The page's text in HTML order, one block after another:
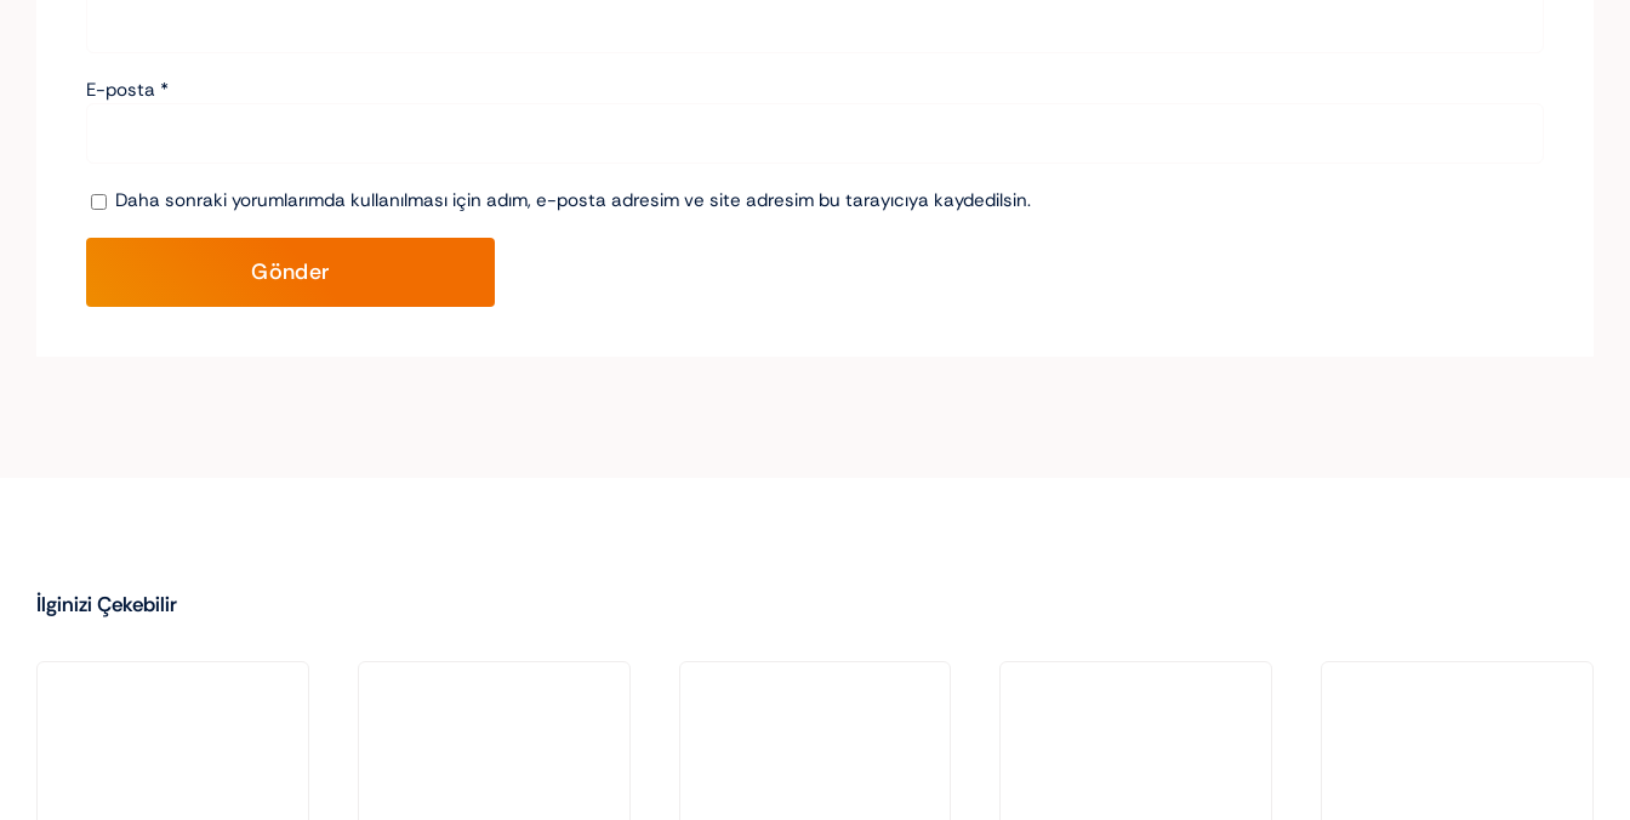
E-posta *
Daha sonraki yorumlarımda kullanılması için adım, e-posta adresim ve site adresim bu tarayıcıya kaydedilsin.
İlginizi Çekebilir